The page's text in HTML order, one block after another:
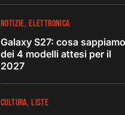
NOTIZIE ELETTRONICA
Galaxy S27: cosa sappiamo
dei 4 modelli attesi per il
2027
CULTURA LISTE